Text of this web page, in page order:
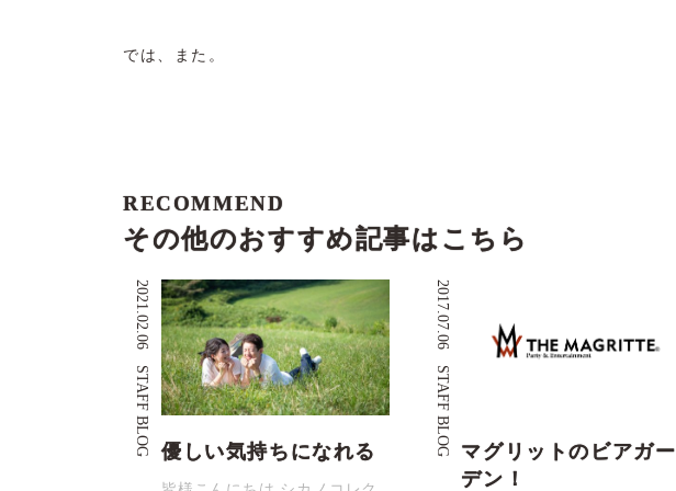
では、また。
RECOMMEND
その他のおすすめ記事はこちら
2021.02.06
STAFF BLOG 優しい気持ちになれる
2017.07.06
STAFF BLOG マグリットのビアガー
デン！